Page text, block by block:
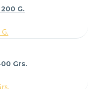
G.
Grs.